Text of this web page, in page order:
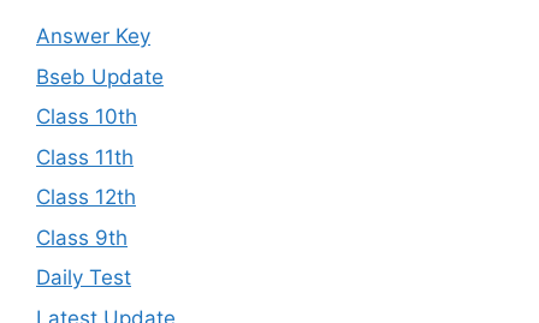
Answer Key
Bseb Update
Class 10th
Class 11th
Class 12th
Class 9th
Daily Test
Latest Update